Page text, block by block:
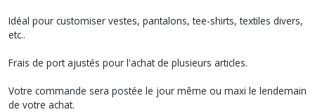
Idéal pour customiser vestes, pantalons, tee-shirts, textiles divers,
etc..
Frais de port ajustés pour l'achat de plusieurs articles.
Votre commande sera postée le jour même ou maxi le lendemain
de votre achat.